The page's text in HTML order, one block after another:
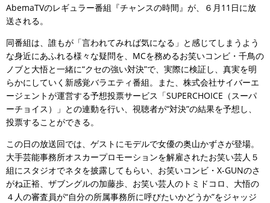
AbemaTVのレギュラー番組『チャンスの時間』が、６月11日に放
送される。
同番組は、誰もが「言われてみれば気になる」と感じてしまうよう
な身近にあふれる様々な疑問を、MCを務めるお笑いコンビ・千鳥の
ノブと大悟と一緒に“クセの強い対決”で、実際に検証し、真実を明
らかにしていく新感覚バラエティ番組。また、株式会社サイバーエ
ージェントが運営する予想投票サービス「SUPERCHOICE（スーパ
ーチョイス）」との連動を行い、視聴者が“対決”の結果を予想し、
投票することができる。
この日の放送回では、ゲストにモデルで女優の奥山かずさが登場。
大手芸能事務所オスカープロモーションを解雇されたお笑い芸人５
組にスタジオでネタを披露してもらい、お笑いコンビ・X-GUNのさ
がね正裕、ザブングルの加藤歩、お笑い芸人のトミドコロ、大悟の
４人の審査員が“自分の所属事務所に呼びたいかどうか”をジャッジ